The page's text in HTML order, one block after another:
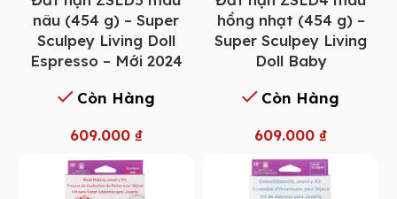
nâu (454 g) – Super
Sculpey Living Doll
Espresso – Mới 2024
Còn Hàng
609.000 ₫
hồng nhạt (454 g) –
Super Sculpey Living
Doll Baby
Còn Hàng
609.000₫